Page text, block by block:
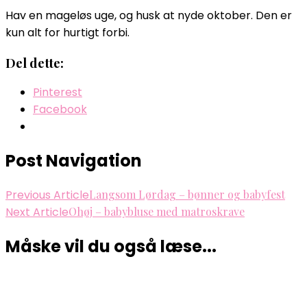
Hav en mageløs uge, og husk at nyde oktober. Den er
kun alt for hurtigt forbi.
Del dette:
Pinterest
Facebook
Post Navigation
Previous ArticleLangsom Lørdag – bønner og babyfest
Next ArticleOhøj – babybluse med matroskrave
Måske vil du også læse...